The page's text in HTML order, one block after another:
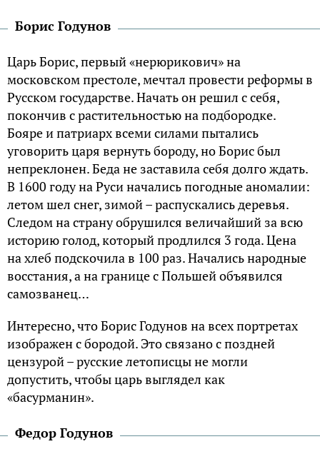
Борис Годунов
Царь Борис, первый «нерюрикович» на
московском престоле, мечтал провести реформы в
Русском государстве. Начать он решил с себя,
покончив с растительностью на подбородке.
Бояре и патриарх всеми силами пытались
уговорить царя вернуть бороду, но Борис был
непреклонен. Беда не заставила себя долго ждать.
В 1600 году на Руси начались погодные аномалии:
летом шел снег, зимой – распускались деревья.
Следом на страну обрушился величайший за всю
историю голод, который продлился 3 года. Цена
на хлеб подскочила в 100 раз. Начались народные
восстания, а на границе с Польшей объявился
самозванец…
Интересно, что Борис Годунов на всех портретах
изображен с бородой. Это связано с поздней
цензурой – русские летописцы не могли
допустить, чтобы царь выглядел как
«басурманин».
Федор Годунов